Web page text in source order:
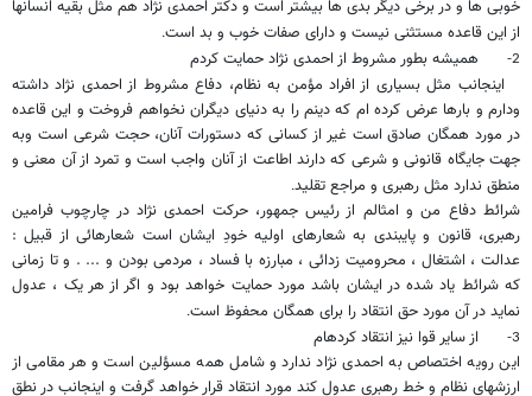
خوبی ها و در برخی دیگر بدی ها بیشتر است و دکتر احمدی نژاد هم مثل بقیه انسانها
از این قاعده مستثنی نیست و دارای صفات خوب و بد است
2-
همیشه بطور مشروط از احمدی نژاد حمایت کردم
اینجانب مثل بسیاری از افراد مؤمن به نظام، دفاع مشروط از احمدی نژاد داشته
ودارم و بارها عرض کرده ام که دینم را به دنیای دیگران نخواهم فروخت و این قاعده
در مورد همگان صادق است غیر از کسانی که دستورات آنان، حجت شرعی است وبه
جهت جایگاه قانونی و شرعی که دارند اطاعت از آنان واجب است و تمرد از آن معنی و
منطق ندارد مثل رهبری و مراجع تقلید
شرائط دفاع من و امثالم از رئیس جمهور، حرکت احمدی نژاد در چارچوب فرامین
رهبری، قانون و پایبندی به شعارهای اولیه خودِ ایشان است شعارهائی از قبیل :
عدالت ، اشتغال ، محرومیت زدائی ، مبارزه با فساد ، مردمی بودن و ... . و تا زمانی
که شرائط یاد شده در ایشان باشد مورد حمایت خواهد بود و اگر از هر یک ، عدول
نماید در آن مورد حق انتقاد را برای همگان محفوظ است
3-
از سایر قوا نیز انتقاد کرده​ام
این رویه اختصاص به احمدی نژاد ندارد و شامل همه مسؤلین است و هر مقامی از
ارزشهای نظام و خط رهبری عدول کند مورد انتقاد قرار خواهد گرفت و اینجانب در نطق